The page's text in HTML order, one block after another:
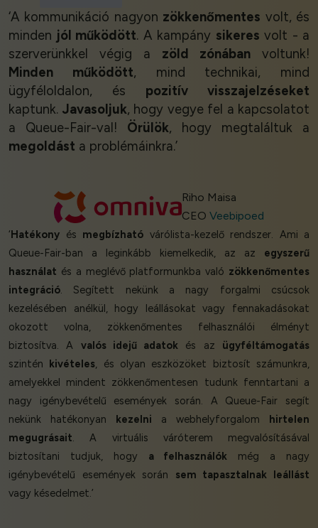
‘A kommunikáció nagyon zökkenőmentes volt, és
minden jól működött. A kampány sikeres volt - a
szerverünkkel végig a zöld zónában voltunk!
Minden működött, mind technikai, mind
ügyféloldalon, és pozitív visszajelzéseket
kaptunk. Javasoljuk, hogy vegye fel a kapcsolatot
a Queue-Fair-val! Örülök, hogy megtaláltuk a
megoldást a problémáinkra.’
Riho Maisa
CEO Veebipoed
‘ Hatékony és megbízható várólista-kezelő rendszer. Ami a
Queue-Fair-ban a leginkább kiemelkedik, az az egyszerű
használat és a meglévő platformunkba való zökkenőmentes
integráció. Segített nekünk a nagy forgalmi csúcsok
kezelésében anélkül, hogy leállásokat vagy fennakadásokat
okozott volna, zökkenőmentes felhasználói élményt
biztosítva. A valós idejű adatok és az ügyféltámogatás
szintén
kivételes, és olyan eszközöket biztosít számunkra,
amelyekkel mindent zökkenőmentesen tudunk fenntartani a
nagy igénybevételű események során. A Queue-Fair segít
nekünk hatékonyan
kezelni a webhelyforgalom
hirtelen
megugrásait. A virtuális váróterem megvalósításával
biztosítani tudjuk, hogy a felhasználók még a nagy
igénybevételű események során sem tapasztalnak leállást
vagy késedelmet.’